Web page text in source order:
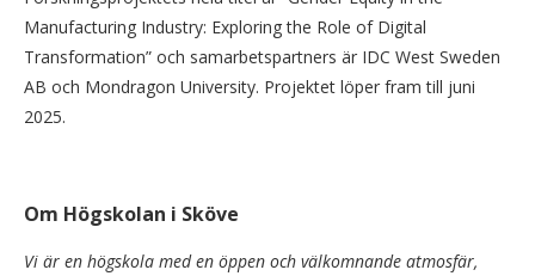
Manufacturing Industry: Exploring the Role of Digital
Transformation” och samarbetspartners är IDC West Sweden
AB och Mondragon University. Projektet löper fram till juni
2025.
Om Högskolan i Sköve
Vi är en högskola med en öppen och välkomnande atmosfär,